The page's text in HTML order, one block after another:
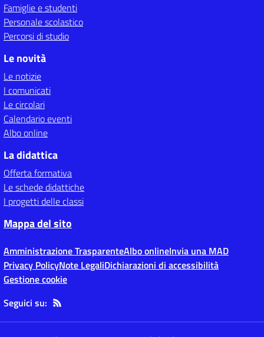
Famiglie e studenti
Personale scolastico
Percorsi di studio
Le novità
Le notizie
I comunicati
Le circolari
Calendario eventi
Albo online
La didattica
Offerta formativa
Le schede didattiche
I progetti delle classi
Mappa del sito
Amministrazione TrasparenteAlbo onlineInvia una MAD
Privacy PolicyNote LegaliDichiarazioni di accessibilità
Gestione cookie
Seguici su: